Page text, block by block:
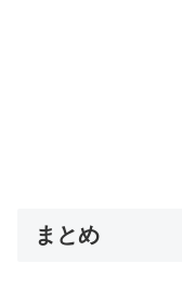
まとめ